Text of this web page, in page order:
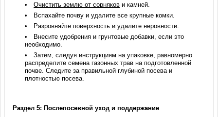
Очистить землю от сорняков и камней.
Вспахайте почву и удалите все крупные комки.
Разровняйте поверхность и удалите неровности.
Внесите удобрения и грунтовые добавки, если это
необходимо.
Затем, следуя инструкциям на упаковке, равномерно
распределите семена газонных трав на подготовленной
почве. Следите за правильной глубиной посева и
плотностью посева.
Раздел 5: Послепосевной уход и поддержание